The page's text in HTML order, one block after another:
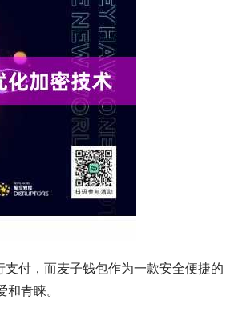
付，而麦子钱包作为一款安全便捷的
青睐。